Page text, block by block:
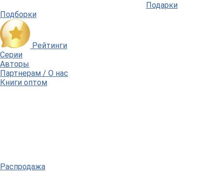
Подарки
Подборки
Рейтинги
Серии
Авторы
Партнерам / О нас
Книги оптом
Распродажа